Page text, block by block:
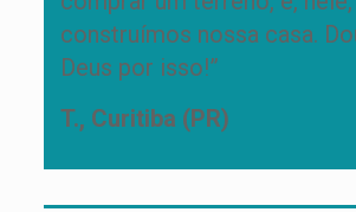
construímos nossa casa.
Deus por isso!”
T., Curitiba (PR)